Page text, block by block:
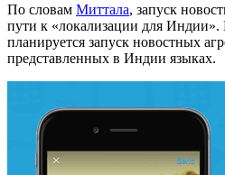
По словам Миттала, запуск
пути к «локализации для
планируется запуск новостных
представленных в Индии языках.